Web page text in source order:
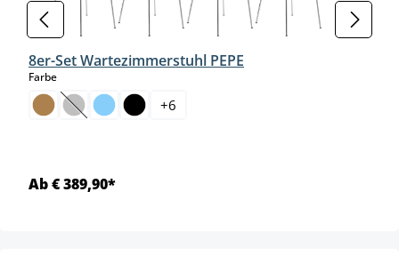
8er-Set Wartezimmerstuhl PEPE
Farbeauswählen
(Diese Option ist zurzeit nicht verfügbar.)
+6
Ab € 389,90*